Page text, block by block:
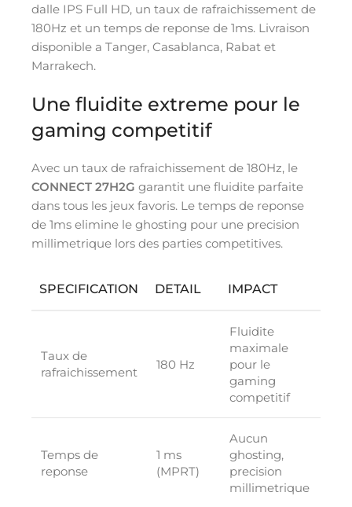
dalle IPS Full HD, un taux de rafraichissement de
180Hz et un temps de reponse de 1ms. Livraison
disponible a Tanger, Casablanca, Rabat et
Marrakech.
Une fluidite extreme pour le
gaming competitif
Avec un taux de rafraichissement de 180Hz, le
CONNECT 27H2G garantit une fluidite parfaite
dans tous les jeux favoris. Le temps de reponse
de 1ms elimine le ghosting pour une precision
millimetrique lors des parties competitives.
SPECIFICATION DETAIL IMPACT
Taux de
rafraichissement
180 Hz
Fluidite
maximale
pour le
gaming
competitif
Temps de
reponse
1 ms
(MPRT)
Aucun
ghosting,
precision
millimetrique